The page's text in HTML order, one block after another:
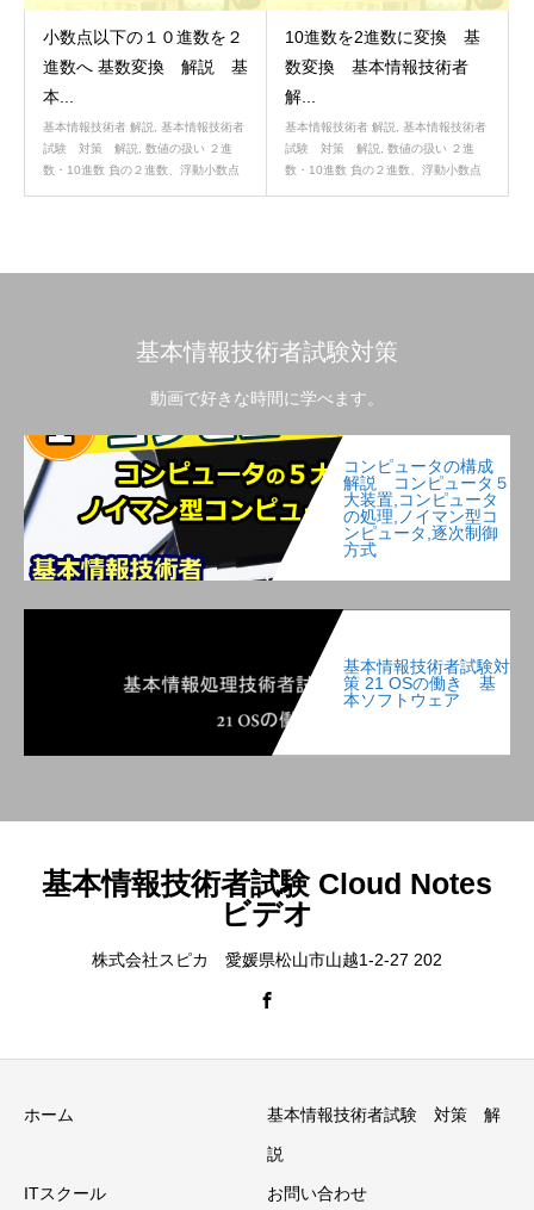
小数点以下の１０進数を２
進数へ 基数変換 解説 基
本...
基本情報技術者 解説
基本情報技術者
試験 対策 解説
数値の扱い ２進
数・10進数 負の２進数、浮動小数点
10進数を2進数に変換 基
数変換 基本情報技術者
解...
基本情報技術者 解説
基本情報技術者
試験 対策 解説
数値の扱い ２進
数・10進数 負の２進数、浮動小数点
基本情報技術者試験対策
動画で好きな時間に学べます。
コンピュータの構成
解説 コンピュータ５
大装置,コンピュータ
の処理,ノイマン型コ
ンピュータ,逐次制御
方式
基本情報技術者試験対
策 21 OSの働き 基
本ソフトウェア
基本情報技術者試験 Cloud Notes
ビデオ
株式会社スピカ 愛媛県松山市山越1-2-27 202
ホーム 基本情報技術者試験 対策 解
説
ITスクール お問い合わせ